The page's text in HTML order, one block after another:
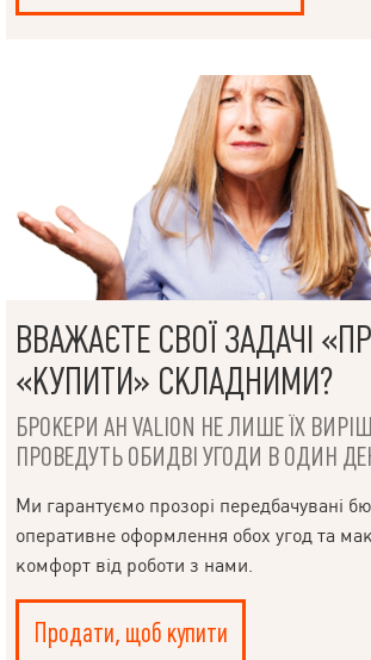
ВВАЖАЄТЕ СВОЇ ЗАДАЧІ
«КУПИТИ» СКЛАДНИМИ?
БРОКЕРИ АН VALION НЕ ЛИШЕ ЇХ
ПРОВЕДУТЬ ОБИДВІ УГОДИ В ОДИН
Ми гарантуємо прозорі передбачувані
оперативне оформлення обох угод та
комфорт від роботи з нами.
Продати, щоб купити